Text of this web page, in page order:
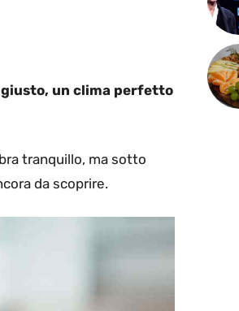
un clima perfetto
tranquillo, ma sotto
da scoprire.